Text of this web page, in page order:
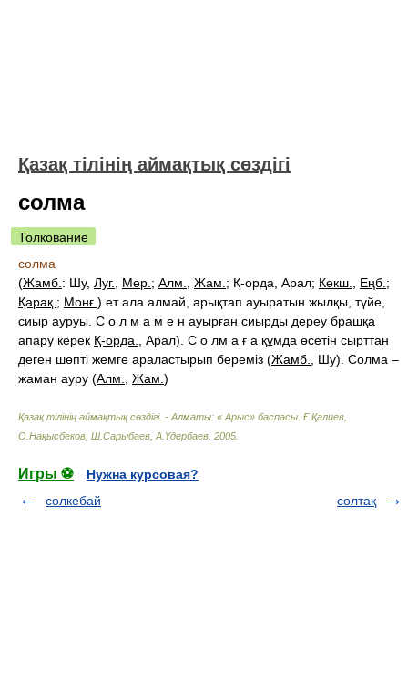
Қазақ тілінің аймақтық сөздігі
солма
Толкование
солма
(Жамб. : Шу, Луг. Мер. ; Алм. Жам. ; Қ-орда, Арал; Көкш. Еңб. ;
Қарақ. ; Монғ. ) ет ала алмай, арықтап ауыратын жылқы, түйе,
сиыр ауруы. С о л м а м е н ауырған сиырды дереу брашқа
апару керек Қ-орда. Арал). С о лм а ғ а құмда өсетін сырттан
деген шөпті жемге араластырып береміз (Жамб.
, Шу). Солма –
жаман ауру (Алм. Жам. )
Қазақ тілінің аймақтық сөздігі. - Алматы: « Арыс» баспасы Ғ.Қалиев,
О.Нақысбеков, Ш.Сарыбаев, А.Үдербаев 2005
Игры ⚽
Нужна курсовая?
солкебай
солтақ